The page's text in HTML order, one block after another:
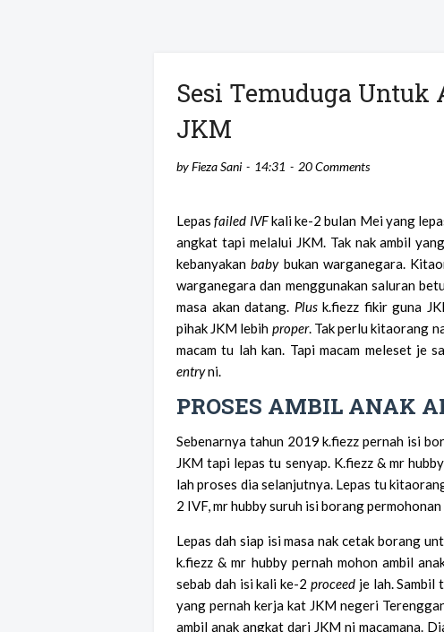
Sesi Temuduga
JKM
byFieza Sani 14:31 20 Comments
Lepasfailed IVFkali ke-2 bulan Mei yang
angkat tapi melalui JKM. Tak nak ambil
kebanyakanbabybukan warganegara.
warganegara dan menggunakan saluran
masa akan datang. Plusk.fiezz fikir guna
pihak JKM lebih proper. Tak perlu kitaorang
macam tu lah kan. Tapi macam meleset je
entryni.
PROSES AMBIL ANAK
Sebenarnya tahun 2019 k.fiezz pernah isi
JKM tapi lepas tu senyap. K.fiezz & mr
lah proses dia selanjutnya. Lepas tu
2 IVF, mr hubby suruh isi borang
Lepas dah siap isi masa nak cetak borang
k.fiezz & mr hubby pernah mohon ambil
sebab dah isi kali ke-2 proceedje lah. Sambil
yang pernah kerja kat JKM negeri
ambil anak angkat dari JKM ni macamana.